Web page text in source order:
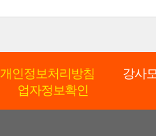
개인정보처리방침
강사
업자정보확인